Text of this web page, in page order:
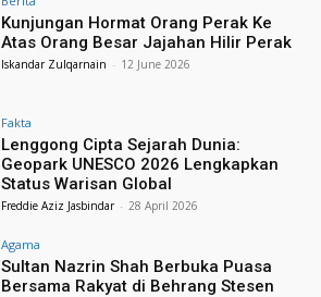
Kunjungan Hormat Orang Perak Ke
Atas Orang Besar Jajahan Hilir Perak
Iskandar Zulqarnain - 12 June 2026
Fakta
Lenggong Cipta Sejarah Dunia:
Geopark UNESCO 2026 Lengkapkan
Status Warisan Global
Freddie Aziz Jasbindar - 28 April 2026
Agama
Sultan Nazrin Shah Berbuka Puasa
Bersama Rakyat di Behrang Stesen